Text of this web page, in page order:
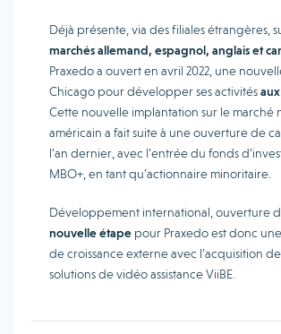
Déjà présente, via des filiales étrangères,
marchés allemand, espagnol, anglais et
Praxedo a ouvert en avril 2022, une
Chicago pour développer ses activités
Cette nouvelle implantation sur le marché
américain a fait suite à une ouverture de
l’an dernier, avec l’entrée du fonds
MBO+, en tant qu’actionnaire minoritaire.
Développement international, ouverture
nouvelle étape pour Praxedo est donc
de croissance externe avec l’acquisition
solutions de vidéo assistance ViiBE.